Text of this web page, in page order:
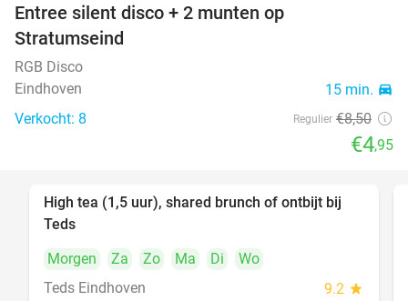
Entree silent disco + 2 munten op
Stratumseind
RGB Disco
Eindhoven
15 min. directions_car
Verkocht: 8 Regulier €8,50
€4,95
35%
High tea (1,5 uur), shared brunch of ontbijt bij
Teds
Morgen
Za Zo Ma Di
Wo
Teds Eindhoven
9.2 star